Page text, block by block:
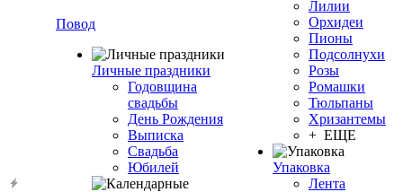
Повод
Личные праздники
Годовщина
свадьбы
День Рождения
Выписка
Свадьба
Юбилей
Лилии
Орхидеи
Пионы
Подсолнухи
Розы
Ромашки
Тюльпаны
Хризантемы
+ ЕЩЕ
Упаковка
Лента